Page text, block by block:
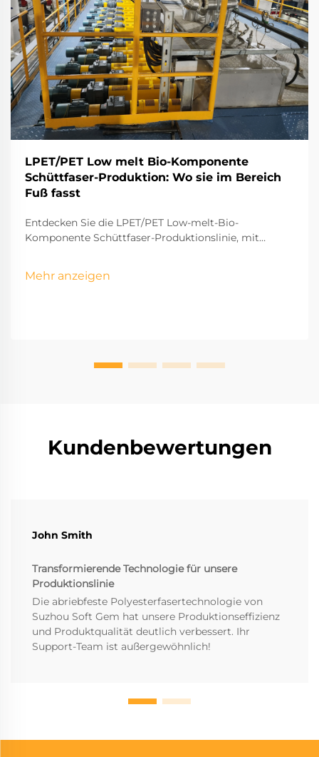
LPET/PET Low melt Bio-Komponente
Schüttfaser-Produktion: Wo sie im Bereich
Fuß fasst
Entdecken Sie die LPET/PET Low-melt-Bio-
Komponente Schüttfaser-Produktionslinie, mit
Komponenten, Vorteile und Betriebs-effizienz in
Mehr anzeigen
Kundenbewertungen
John Smith
Transformierende Technologie für unsere
Produktionslinie
Die abriebfeste Polyesterfasertechnologie von
Suzhou Soft Gem hat unsere Produktionseffizienz
und Produktqualität deutlich verbessert. Ihr
Support-Team ist außergewöhnlich!